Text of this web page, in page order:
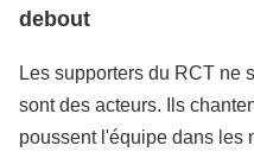
debout
Les supporters du RCT ne
sont des acteurs. Ils
poussent l'équipe dans les